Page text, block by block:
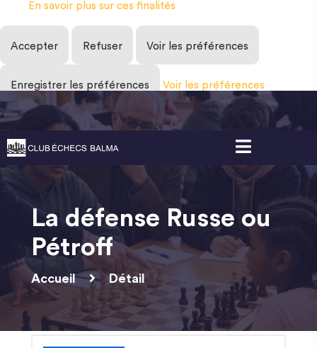
En savoir plus sur ces finalités
Accepter Refuser Voir les préférences
Enregistrer les préférences Voir les préférences
Gestion des cookies
La défense Russe ou
Pétroff
Accueil Détail